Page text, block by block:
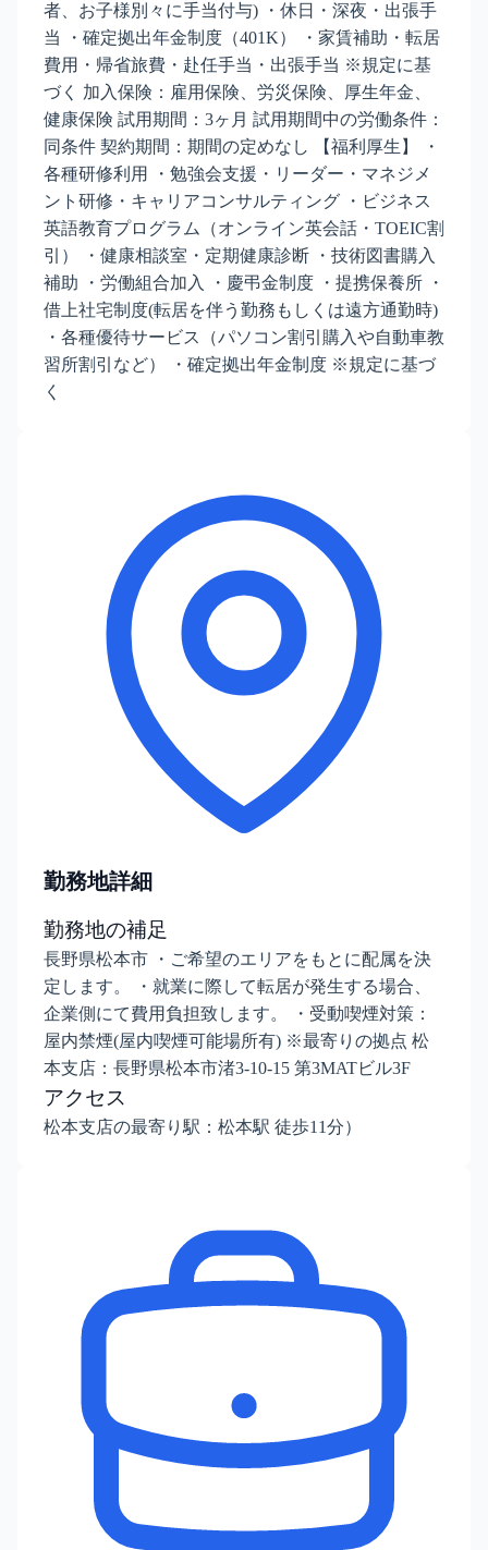
者、お子様別々に手当付与) ・休日・深夜・出張手
当 ・確定拠出年金制度（401K） ・家賃補助・転居
費用・帰省旅費・赴任手当・出張手当 ※規定に基
づく 加入保険：雇用保険、労災保険、厚生年金、
健康保険 試用期間：3ヶ月 試用期間中の労働条件：
同条件 契約期間：期間の定めなし 【福利厚生】 ・
各種研修利用 ・勉強会支援・リーダー・マネジメ
ント研修・キャリアコンサルティング ・ビジネス
英語教育プログラム（オンライン英会話・TOEIC割
引） ・健康相談室・定期健康診断 ・技術図書購入
補助 ・労働組合加入 ・慶弔金制度 ・提携保養所 ・
借上社宅制度(転居を伴う勤務もしくは遠方通勤時)
・各種優待サービス（パソコン割引購入や自動車教
習所割引など） ・確定拠出年金制度 ※規定に基づ
く
勤務地詳細
勤務地の補足
長野県松本市 ・ご希望のエリアをもとに配属を決
定します。 ・就業に際して転居が発生する場合、
企業側にて費用負担致します。 ・受動喫煙対策：
屋内禁煙(屋内喫煙可能場所有) ※最寄りの拠点 松
本支店：長野県松本市渚3-10-15 第3MATビル3F
アクセス
松本支店の最寄り駅：松本駅 徒歩11分）